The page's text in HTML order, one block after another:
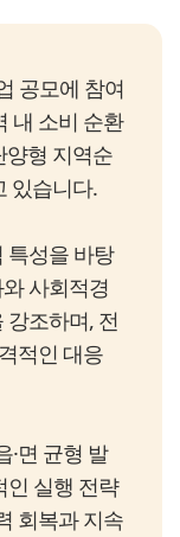
공모에 참여
내 소비 순환
양형 지역순
있습니다.
특성을 바탕
사회적경
강조하며, 전
적인 대응
·면 균형 발
인 실행 전략
회복과 지속